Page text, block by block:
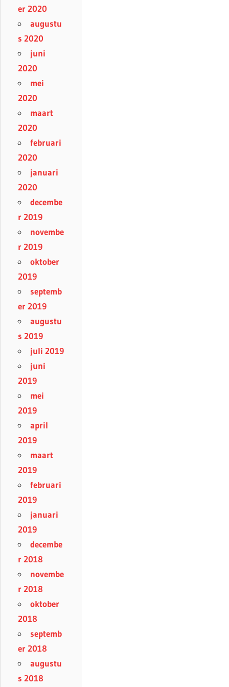
er 2020
augustu
s 2020
juni
2020
mei
2020
maart
2020
februari
2020
januari
2020
decembe
r 2019
novembe
r 2019
oktober
2019
septemb
er 2019
augustu
s 2019
juli 2019
juni
2019
mei
2019
april
2019
maart
2019
februari
2019
januari
2019
decembe
r 2018
novembe
r 2018
oktober
2018
septemb
er 2018
augustu
s 2018